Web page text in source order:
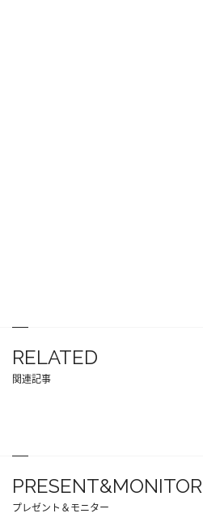
RELATED
関連記事
PRESENT&MONITOR
プレゼント＆モニター